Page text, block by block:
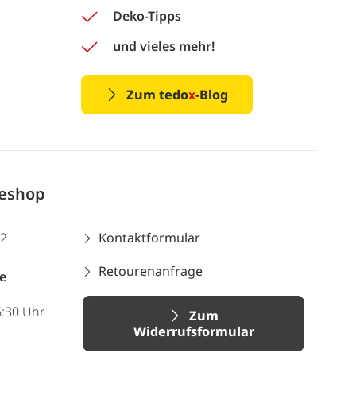
Deko-Tipps
und vieles mehr!
Zum tedox-Blog
Uhr
Kontaktformular
Retourenanfrage
Zum
Widerrufsformular